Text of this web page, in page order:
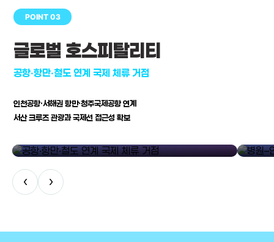
POINT 03
글로벌 호스피탈리티
공항·항만·철도 연계 국제 체류 거점
인천공항·서해권 항만·청주국제공항 연계
서산 크루즈 관광과 국제선 접근성 확보
‹ ›